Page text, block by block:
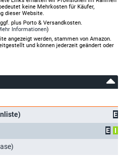
keine Mehrkosten für Käufer,
dieser Website.
plus Porto & Versandkosten.
Informationen)
angezeigt werden, stammen von Amazon.
und können jederzeit geändert oder
E
E
I